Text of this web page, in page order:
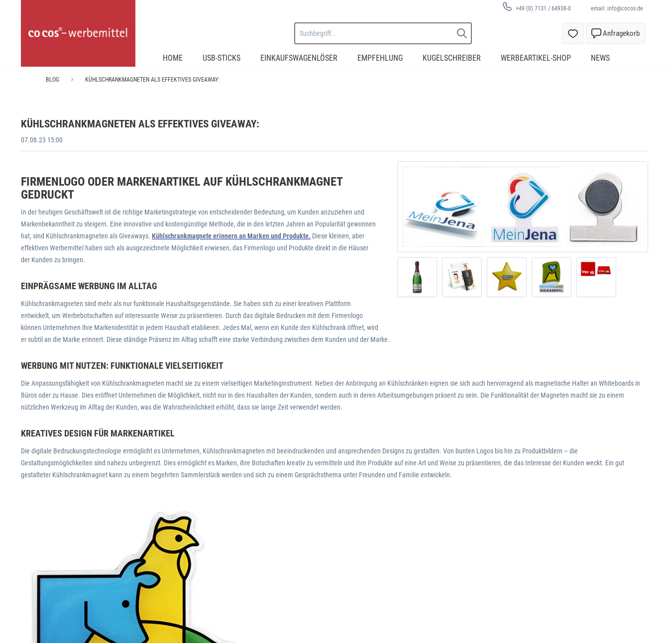
email: info@cocos.de
+49 (0) 7131 / 64938-0
Anfragekorb
HOME USB-STICKS EINKAUFSWAGENLÖSER EMPFEHLUNG KUGELSCHREIBER WERBEARTIKEL-SHOP NEWS
BLOG KÜHLSCHRANKMAGNETEN ALS EFFEKTIVES GIVEAWAY:
KÜHLSCHRANKMAGNETEN ALS EFFEKTIVES GIVEAWAY:
07.08.23 15:00
FIRMENLOGO ODER MARKENARTIKEL AUF KÜHLSCHRANKMAGNET
GEDRUCKT
In der heutigen Geschäftswelt ist die richtige Marketingstrategie von entscheidender Bedeutung, um Kunden anzuziehen und
Markenbekanntheit zu steigern. Eine innovative und kostengünstige Methode, die in den letzten Jahren an Popularität gewonnen
hat, sind Kühlschrankmagneten als Giveaways. Kühlschrankmagnete erinnern an Marken und Produkte. Diese kleinen, aber
effektiven Werbemittel haben sich als ausgezeichnete Möglichkeit erwiesen, das Firmenlogo und Produkte direkt in die Häuser
der Kunden zu bringen.
EINPRÄGSAME WERBUNG IM ALLTAG
Kühlschrankmagneten sind mehr als nur funktionale Haushaltsgegenstände. Sie haben sich zu einer kreativen Plattform
entwickelt, um Werbebotschaften auf interessante Weise zu präsentieren. Durch das digitale Bedrucken mit dem Firmenlogo
können Unternehmen ihre Markenidentität in jedem Haushalt etablieren. Jedes Mal, wenn ein Kunde den Kühlschrank öffnet, wird
er subtil an die Marke erinnert. Diese ständige Präsenz im Alltag schafft eine starke Verbindung zwischen dem Kunden und der Marke.
WERBUNG MIT NUTZEN: FUNKTIONALE VIELSEITIGKEIT
Die Anpassungsfähigkeit von Kühlschrankmagneten macht sie zu einem vielseitigen Marketinginstrument. Neben der Anbringung an Kühlschränken eignen sie sich auch hervorragend als magnetische Halter an Whiteboards in
Büros oder zu Hause. Dies eröffnet Unternehmen die Möglichkeit, nicht nur in den Haushalten der Kunden, sondern auch in deren Arbeitsumgebungen präsent zu sein. Die Funktionalität der Magneten macht sie zu einem
nützlichen Werkzeug im Alltag der Kunden, was die Wahrscheinlichkeit erhöht, dass sie lange Zeit verwendet werden.
KREATIVES DESIGN FÜR MARKENARTIKEL
Die digitale Bedruckungstechnologie ermöglicht es Unternehmen, Kühlschrankmagneten mit beeindruckenden und ansprechenden Designs zu gestalten. Von bunten Logos bis hin zu Produktbildern – die
Gestaltungsmöglichkeiten sind nahezu unbegrenzt. Dies ermöglicht es Marken, ihre Botschaften kreativ zu vermitteln und ihre Produkte auf eine Art und Weise zu präsentieren, die das Interesse der Kunden weckt. Ein gut
gestalteter Kühlschrankmagnet kann zu einem begehrten Sammlerstück werden und sich zu einem Gesprächsthema unter Freunden und Familie entwickeln.